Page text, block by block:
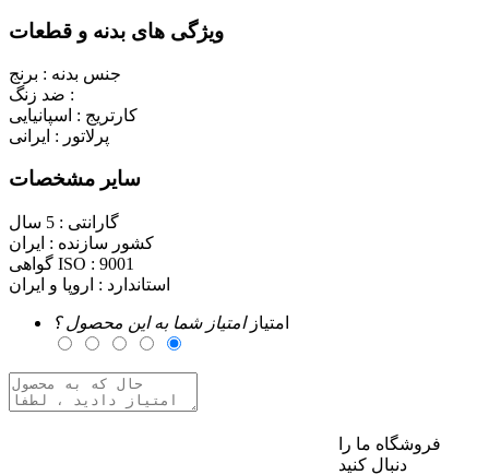
ویژگی های بدنه و قطعات
جنس بدنه : برنج
ضد زنگ :
کارتریج : اسپانیایی
پرلاتور : ایرانی
سایر مشخصات
گارانتی : 5 سال
کشور سازنده : ایران
گواهی ISO : 9001
استاندارد : اروپا و ایران
امتیازامتیاز شما به این محصول ؟
فروشگاه ما را
دنبال کنید